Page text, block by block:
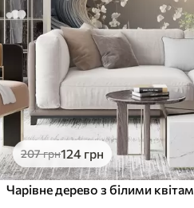
207грн124 грн